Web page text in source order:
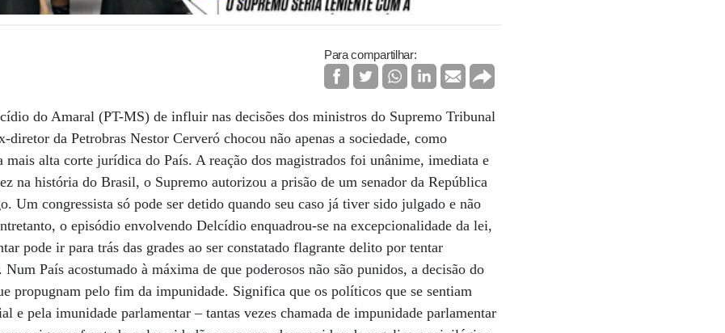
Para compartilhar:
do Amaral (PT-MS) de influir nas decisões dos ministros do Supremo Tribunal
diretor da Petrobras Nestor Cerveró chocou não apenas a sociedade, como
mais alta corte jurídica do País. A reação dos magistrados foi unânime, imediata e
na história do Brasil, o Supremo autorizou a prisão de um senador da República
Um congressista só pode ser detido quando seu caso já tiver sido julgado e não
o episódio envolvendo Delcídio enquadrou-se na excepcionalidade da lei,
pode ir para trás das grades ao ser constatado flagrante delito por tentar
Num País acostumado à máxima de que poderosos não são punidos, a decisão do
propugnam pelo fim da impunidade. Significa que os políticos que se sentiam
e pela imunidade parlamentar – tantas vezes chamada de impunidade parlamentar